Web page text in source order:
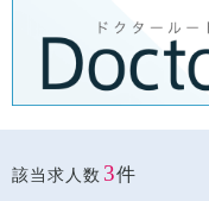
該当求人数 3件